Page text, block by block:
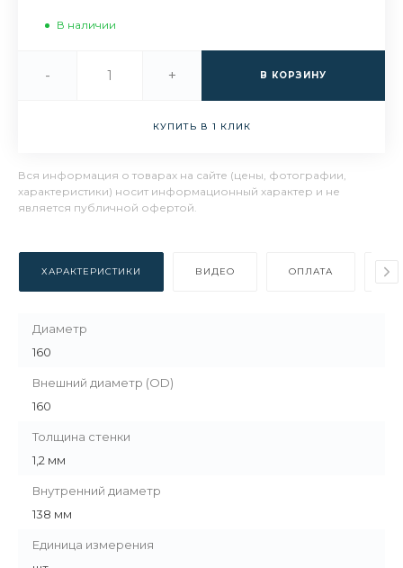
В наличии
- + В КОРЗИНУ
КУПИТЬ В 1 КЛИК
Вся информация о товарах на сайте (цены, фотографии,
характеристики) носит информационный характер и не
является публичной офертой.
ХАРАКТЕРИСТИКИ ВИДЕО ОПЛАТА
Диаметр
160
Внешний диаметр (OD)
160
Толщина стенки
1,2 мм
Внутренний диаметр
138 мм
Единица измерения